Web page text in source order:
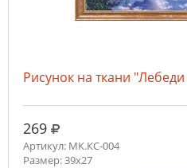
Рисунок на ткани "Лебеди
269 руб.
Артикул: МК.КС-004
Размер: 39х27